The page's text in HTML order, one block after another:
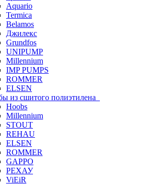
Aquario
Termica
Belamos
Джилекс
Grundfos
UNIPUMP
Millennium
IMP PUMPS
ROMMER
ELSEN
из сшитого полиэтилена
Hoobs
Millennium
STOUT
REHAU
ELSEN
ROMMER
GAPPO
РЕХАУ
ViEiR